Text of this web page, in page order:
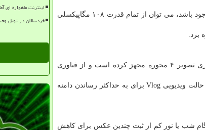
این دوربین بطور پیش فرض بعنوان یك دوربین ۲۷ مگاپیكسلی كار می كند و اگر نور كافی موجود باشد، می توان از تمام قدرت ۱۰۸ مگاپیكسلی
برد.
شیائومی برای اطمینان كاربران از ثبت تصاویر بدون لرزش، "CC9 Pro" را به لرزش گیر نوری تصویر ۴ محوره مجهز كرده است و از فناوری
این دوربین می تواند تصاویر آهسته را با سرعت ۹۶۰ فریم در ثانیه ثبت كند و حتی دارای یك حالت ویدیویی Vlog برای به حداكثر رساندن دامنه
شب یا نور كم از ثبت چندین عكس برای كاهش
اینترنت ماهواره ای
خردسالان در تونل